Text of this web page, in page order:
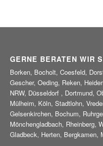
GERNE BERATEN WIR
Borken, Bocholt, Coesfeld,
Gescher, Oeding, Reken,
NRW, Düsseldorf , Dortmund,
Mülheim, Köln, Stadtlohn,
Gelsenkirchen, Bochum,
Mönchengladbach, Rheinberg,
Gladbeck, Herten, Bergkamen,